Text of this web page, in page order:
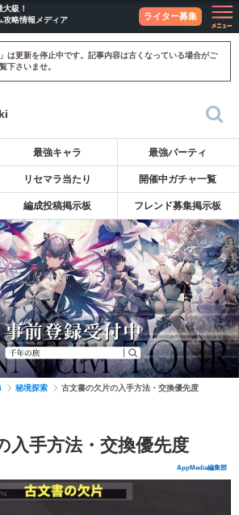
大級！
攻略情報メディア
ライター募集
は更新を停止中です。記事内容は古くなっている場合がご
下さいませ。
最強キャラ 最強パーティ
リセマラ当たり 開催中ガチャ一覧
編成投稿掲示板 フレンド募集掲示板
秘境探索 古文書の欠片の入手方法・交換優先度
入手方法・交換優先度
AppMedia編集部